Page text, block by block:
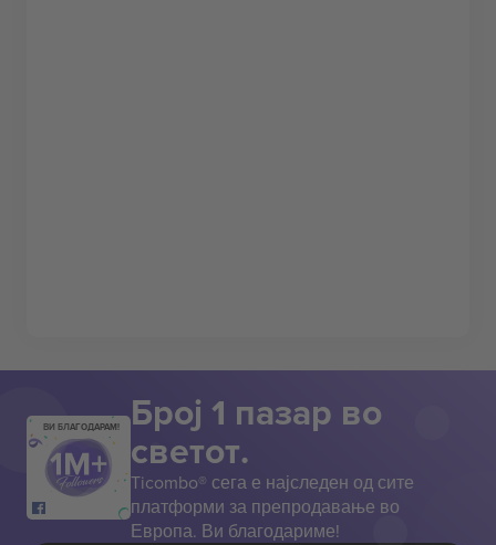
ВИ БЛАГОДАРАМ! Број 1 пазар во
светот.
Ticombo® сега е најследен од сите
платформи за препродавање во
Европа. Ви благодариме!